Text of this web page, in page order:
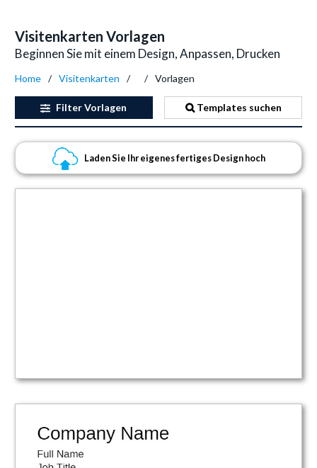
Visitenkarten Vorlagen
Beginnen Sie mit einem Design, Anpassen, Drucken
Home Visitenkarten Vorlagen
FilterVorlagen Templates suchen
Laden Sie Ihr eigenes fertiges Design hoch